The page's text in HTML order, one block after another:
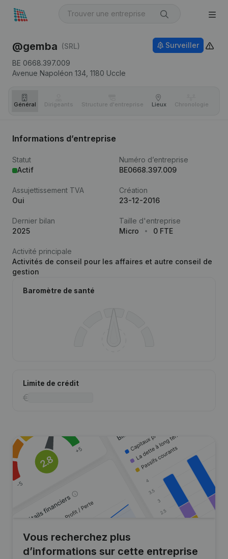
@gemba (SRL)
BE 0668.397.009
Avenue Napoléon 134, 1180 Uccle
Surveiller
Général Dirigeants Structure d'entreprise Lieux Chronologie
Informations d’entreprise
Statut
Actif
Numéro d’entreprise
BE0668.397.009
Assujettissement TVA
Oui
Création
23-12-2016
Dernier bilan
2025
Taille d'entreprise
Micro
0 FTE
Activité principale
Activités de conseil pour les affaires et autre conseil de
gestion
Baromètre de santé
Limite de crédit
Vous recherchez plus
d’informations sur cette entreprise